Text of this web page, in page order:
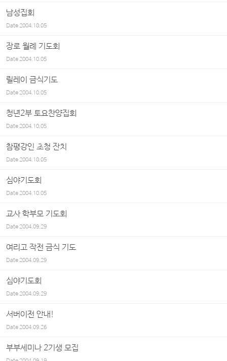
남성집회
Date2004.10.05
장로 월례 기도회
Date2004.10.05
릴레이 금식기도
Date2004.10.05
청년2부 토요찬양집회
Date2004.10.05
참평강인 초청 잔치
Date2004.10.05
심야기도회
Date2004.10.05
교사 학부모 기도회
Date2004.09.29
여리고 작전 금식 기도
Date2004.09.29
심야기도회
Date2004.09.29
서버이전 안내!
Date2004.09.26
부부세미나 2기생 모집